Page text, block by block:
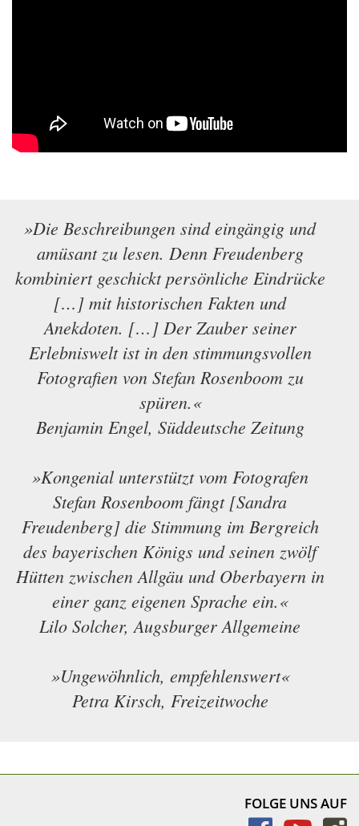
»Die Beschreibungen sind eingängig und
amüsant zu lesen. Denn Freudenberg
kombiniert geschickt persönliche Eindrücke
[…] mit historischen Fakten und
Anekdoten. […] Der Zauber seiner
Erlebniswelt ist in den stimmungsvollen
Fotografien von Stefan Rosenboom zu
spüren.«
Benjamin Engel, Süddeutsche Zeitung
»Kongenial unterstützt vom Fotografen
Stefan Rosenboom fängt [Sandra
Freudenberg] die Stimmung im Bergreich
des bayerischen Königs und seinen zwölf
Hütten zwischen Allgäu und Oberbayern in
einer ganz eigenen Sprache ein.«
Lilo Solcher, Augsburger Allgemeine
»Ungewöhnlich, empfehlenswert«
Petra Kirsch, Freizeitwoche
FOLGE UNS AUF